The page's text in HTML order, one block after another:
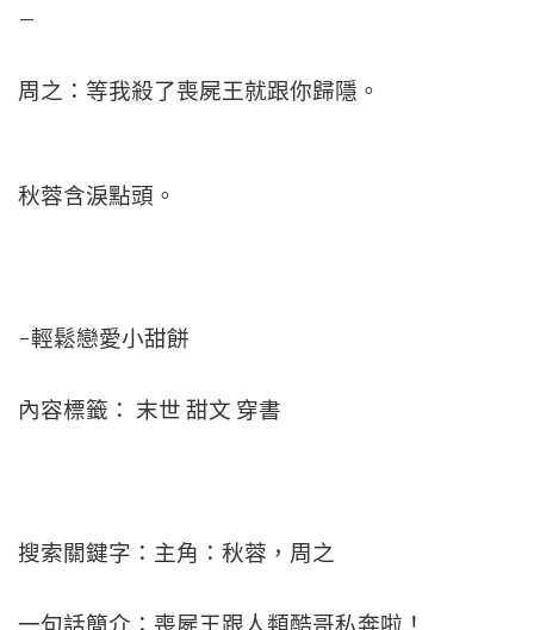
–
周之：等我殺了喪屍王就跟你歸隱。
秋蓉含淚點頭。
-輕鬆戀愛小甜餅
內容標籤： 末世 甜文 穿書
搜索關鍵字：主角：秋蓉，周之